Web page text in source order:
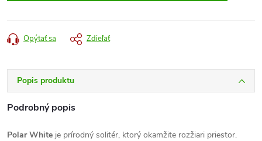
Opýtať sa Zdieľať
Popis produktu
Podrobný popis
Polar White je prírodný solitér, ktorý okamžite rozžiari priestor.